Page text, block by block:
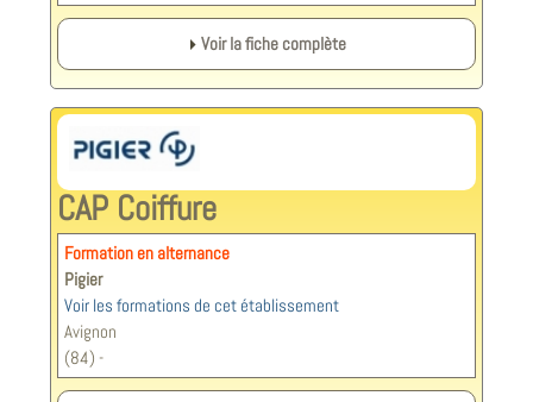
Voir la fiche complète
CAP Coiffure
Formation en alternance
Pigier
Voir les formations de cet établissement
Avignon
(84) -